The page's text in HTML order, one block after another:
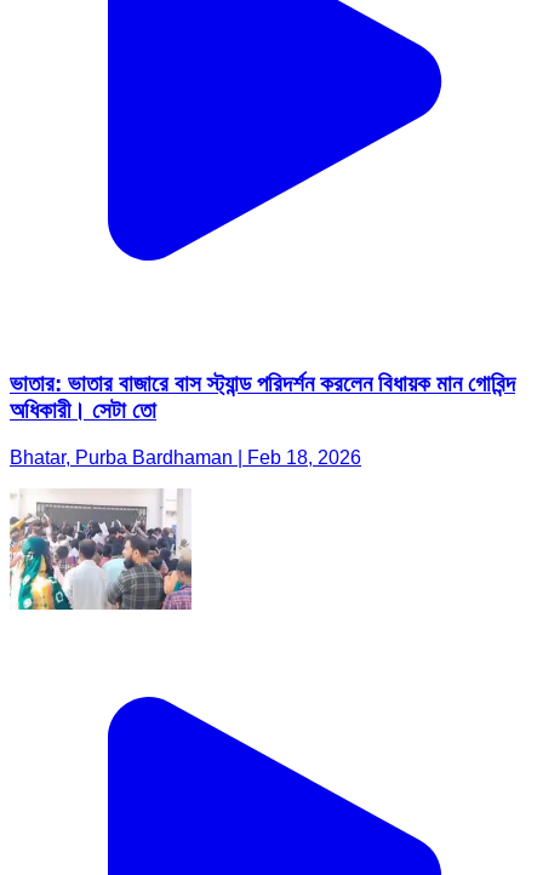
ভাতার: ভাতার বাজারে বাস স্ট্যান্ড পরিদর্শন করলেন বিধায়ক মান গোবিন্দ
অধিকারী। সেটা তো
Bhatar, Purba Bardhaman | Feb 18, 2026